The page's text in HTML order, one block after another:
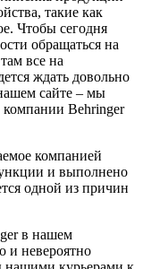
такие как
Чтобы сегодня
обращаться на
все на
ждать довольно
сайте – мы
Behringer
компанией
и выполнено
одной из причин
в нашем
и невероятно